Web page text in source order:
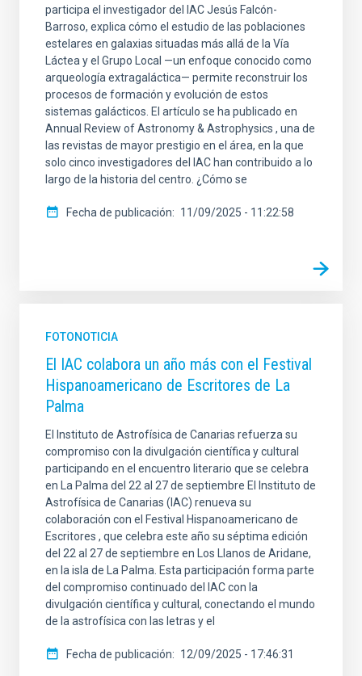
participa el investigador del IAC Jesús Falcón-
Barroso, explica cómo el estudio de las poblaciones
estelares en galaxias situadas más allá de la Vía
Láctea y el Grupo Local —un enfoque conocido como
arqueología extragaláctica— permite reconstruir los
procesos de formación y evolución de estos
sistemas galácticos. El artículo se ha publicado en
Annual Review of Astronomy & Astrophysics , una de
las revistas de mayor prestigio en el área, en la que
solo cinco investigadores del IAC han contribuido a lo
largo de la historia del centro. ¿Cómo se
Fecha de publicación 11/09/2025 - 11:22:58
FOTONOTICIA
El IAC colabora un año más con el Festival
Hispanoamericano de Escritores de La
Palma
El Instituto de Astrofísica de Canarias refuerza su
compromiso con la divulgación científica y cultural
participando en el encuentro literario que se celebra
en La Palma del 22 al 27 de septiembre El Instituto de
Astrofísica de Canarias (IAC) renueva su
colaboración con el Festival Hispanoamericano de
Escritores , que celebra este año su séptima edición
del 22 al 27 de septiembre en Los Llanos de Aridane,
en la isla de La Palma. Esta participación forma parte
del compromiso continuado del IAC con la
divulgación científica y cultural, conectando el mundo
de la astrofísica con las letras y el
Fecha de publicación 12/09/2025 - 17:46:31